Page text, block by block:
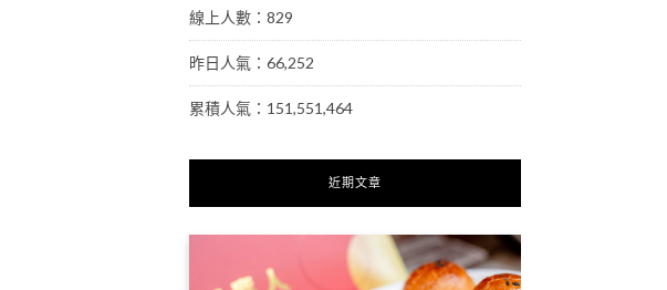
線上人數：829
昨日人氣：66,252
累積人氣：151,551,464
近期文章